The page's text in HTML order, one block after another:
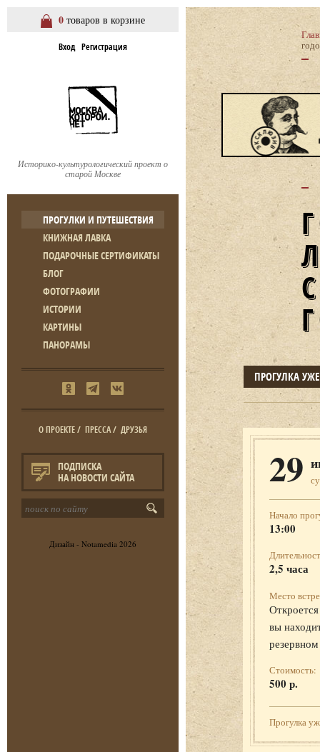
0 товаров в корзине
Вход Регистрация
Историко-культурологический проект о
старой Москве
ПРОГУЛКИ И ПУТЕШЕСТВИЯ
КНИЖНАЯ ЛАВКА
ПОДАРОЧНЫЕ СЕРТИФИКАТЫ
БЛОГ
ФОТОГРАФИИ
ИСТОРИИ
КАРТИНЫ
ПАНОРАМЫ
О ПРОЕКТЕ/ ПРЕССА/ ДРУЗЬЯ
ПОДПИСКА
НА НОВОСТИ САЙТА
Дизайн - Notamedia 2026
ПРОГУЛКА
29
Начало
13:00
2,5 часа
Место
вы
Стоимость:
500 р.
Прогулка